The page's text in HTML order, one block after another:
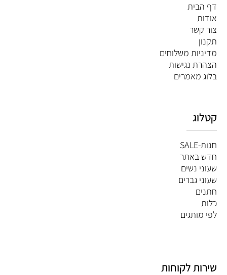
דף הבית
אודות
צור קשר
תקנון
מדיניות משלוחים
הצהרת נגישות
בלוג מאמרים
קטלוג
חנות-SALE
חדש באתר
שעוני נשים
שעוני גברים
חתנים
כלות
לפי מותגים
שירות לקוחות